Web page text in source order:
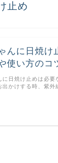
止め
んに日焼け
使い方のコ
に日焼け止めは必要
出かけする時、紫